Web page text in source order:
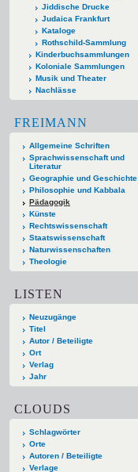
Jiddische Drucke
Judaica Frankfurt
Kataloge
Rothschild-Sammlung
Kinderbuchsammlungen
Koloniale Sammlungen
Musik und Theater
Nachlässe
FREIMANN
Allgemeine Schriften
Sprachwissenschaft und
Literatur
Geographie und Geschichte
Philosophie und Kabbala
Pädagogik
Künste
Rechtswissenschaft
Staatswissenschaft
Naturwissenschaften
Theologie
LISTEN
Neuzugänge
Titel
Autor / Beteiligte
Ort
Verlag
Jahr
CLOUDS
Schlagwörter
Orte
Autoren / Beteiligte
Verlage